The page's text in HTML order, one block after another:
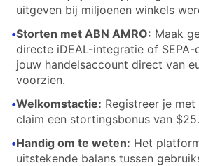
uitgeven bij miljoenen winkels
•Storten met ABN AMRO: Maak
directe iDEAL-integratie of
jouw handelsaccount direct van
voorzien.
•Welkomstactie: Registreer je
claim een stortingsbonus van $25.
•Handig om te weten: Het
uitstekende balans tussen